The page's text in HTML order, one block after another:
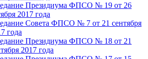
Президиума ФПСО № 19 от 26
2017 года
Совета ФПСО № 7 от 21 сентября
года
Президиума ФПСО № 18 от 21
2017 года